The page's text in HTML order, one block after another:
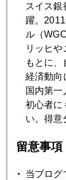
2016年06月
朝生に出まし
2016年06月
Ｂｒｅｘｉ
世界の目が
スイス
躍。
ル（
リッヒ
もとに
経済動向
国内第一
初心者に
い。得意
留意事項
当ブログ